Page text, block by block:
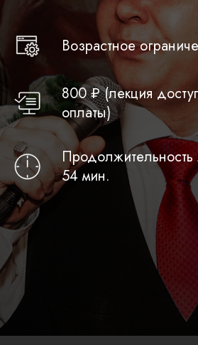
Возрастное
800 ₽ (лекция
оплаты)
54 мин.